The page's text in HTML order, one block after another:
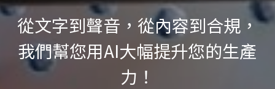
從文字到聲音，從內容到合規，
我們幫您用AI大幅提升您的生產
力！